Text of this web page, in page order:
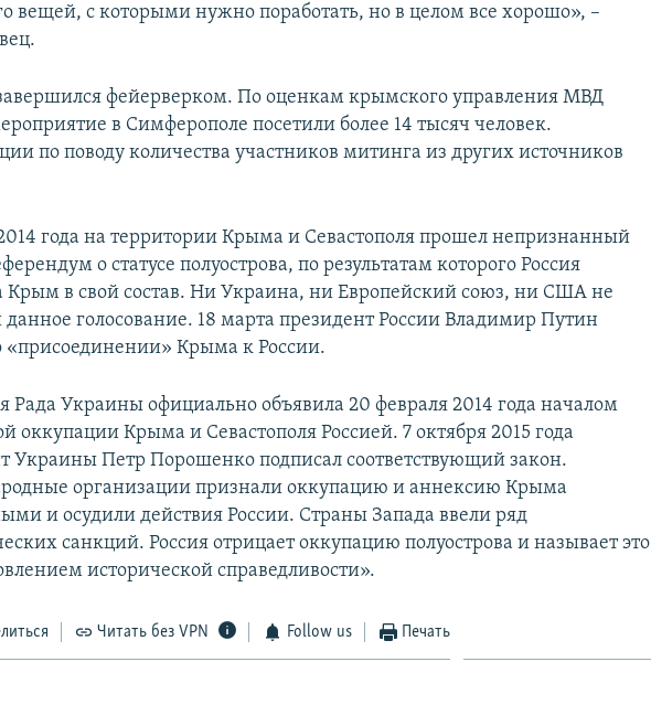
вещей, с которыми нужно поработать, но в целом все хорошо», –
фейерверком. По оценкам крымского управления МВД
в Симферополе посетили более 14 тысяч человек.
по поводу количества участников митинга из других источников
года на территории Крыма и Севастополя прошел непризнанный
о статусе полуострова, по результатам которого Россия
Крым в свой состав. Ни Украина, ни Европейский союз, ни США не
голосование. 18 марта президент России Владимир Путин
«присоединении» Крыма к России.
Рада Украины официально объявила 20 февраля 2014 года началом
оккупации Крыма и Севастополя Россией. 7 октября 2015 года
Украины Петр Порошенко подписал соответствующий закон.
организации признали оккупацию и аннексию Крыма
и осудили действия России. Страны Запада ввели ряд
санкций. Россия отрицает оккупацию полуострова и называет это
исторической справедливости».
Читать без VPN Follow us Печать